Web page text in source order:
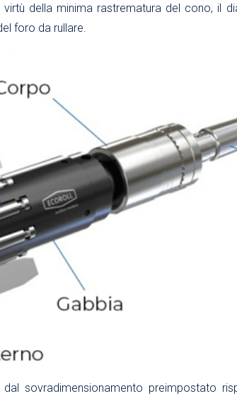
della minima rastrematura del cono, il
foro da rullare.
sovradimensionamento preimpostato